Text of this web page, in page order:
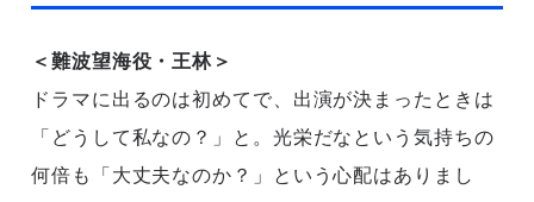
＜難波望海役・王林＞
ドラマに出るのは初めてで、出演が決まったときは
「どうして私なの？」と。光栄だなという気持ちの
何倍も「大丈夫なのか？」という心配はありまし